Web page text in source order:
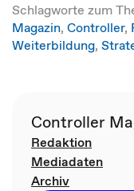
Schlagworte zum
Magazin, Controller,
Weiterbildung,
Controller
Redaktion
Mediadaten
Archiv